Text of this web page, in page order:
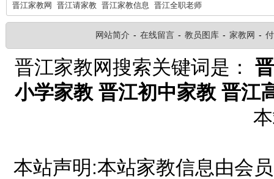
晋江家教网 晋江请家教 晋江家教信息 晋江全职老师
网站简介 - 在线留言 - 教员图库 - 家教网 -
晋江家教网搜索关键词是：
小学家教 晋江初中家教 晋江
本站声明:本站家教信息由会